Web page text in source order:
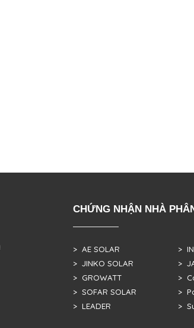
CHỨNG NHẬN NHÀ
> AE SOLAR
> JINKO SOLAR
> GROWATT
> SOFAR SOLAR
> LEADER
>
>
>
>
>